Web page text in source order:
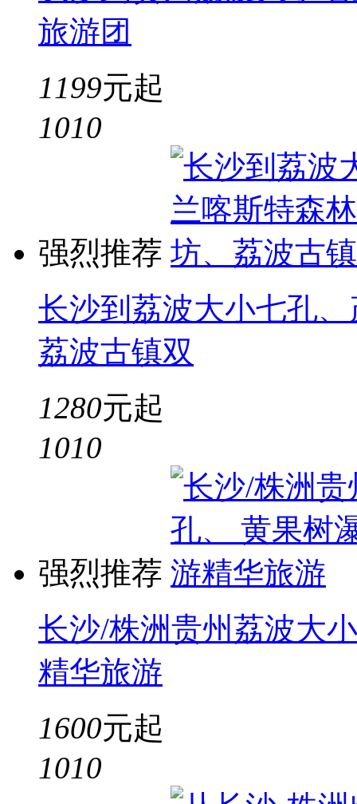
旅游团
1199元起
1010
强烈推荐
长沙到荔波大小七孔
荔波古镇双
1280元起
1010
强烈推荐
长沙/株洲贵州荔波大
精华旅游
1600元起
1010